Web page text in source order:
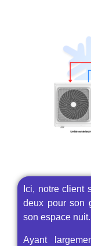
Ici, notre client
deux pour son
son espace nuit.
Ayant